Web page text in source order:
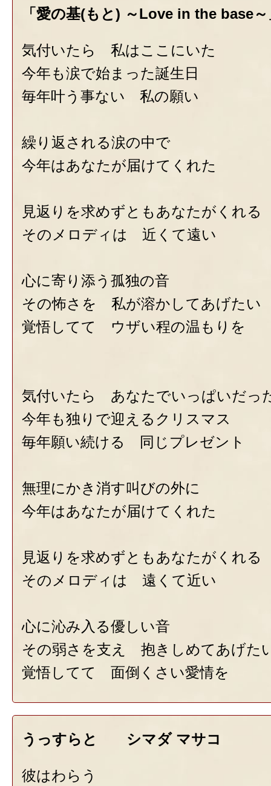
「愛の基(もと) ～Love in the
気付いたら 私はここにいた
今年も涙で始まった誕生日
毎年叶う事ない 私の願い
繰り返される涙の中で
今年はあなたが届けてくれた
見返りを求めずともあなたがくれる
そのメロディは 近くて遠い
心に寄り添う孤独の音
その怖さを 私が溶かしてあげたい
覚悟してて ウザい程の温もりを
気付いたら あなたでいっぱいだっ
今年も独りで迎えるクリスマス
毎年願い続ける 同じプレゼント
無理にかき消す叫びの外に
今年はあなたが届けてくれた
見返りを求めずともあなたがくれる
そのメロディは 遠くて近い
心に沁み入る優しい音
その弱さを支え 抱きしめてあげた
覚悟してて 面倒くさい愛情を
うっすらと シマダ マサコ
彼はわらう